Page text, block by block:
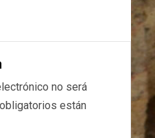
no será
están